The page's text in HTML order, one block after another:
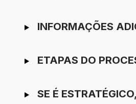
INFORMAÇÕES
ETAPAS DO
SE É